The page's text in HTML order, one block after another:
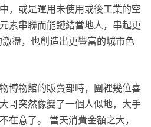
，或是運用未使用或後工業的空
素串聯而能鏈結當地人，串起更
盪，也創造出更豐富的城市色
博物館的販賣部時，團裡幾位喜
哥突然像變了一個人似地，大手
在意了。 當天消費金額之大，